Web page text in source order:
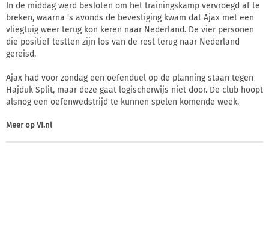
In de middag werd besloten om het trainingskamp vervroegd af te
breken, waarna 's avonds de bevestiging kwam dat Ajax met een
vliegtuig weer terug kon keren naar Nederland. De vier personen
die positief testten zijn los van de rest terug naar Nederland
gereisd.
Ajax had voor zondag een oefenduel op de planning staan tegen
Hajduk Split, maar deze gaat logischerwijs niet door. De club hoopt
alsnog een oefenwedstrijd te kunnen spelen komende week.
Meer op VI.nl